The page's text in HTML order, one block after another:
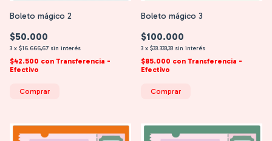
Boleto mágico 2
$50.000
3 x $16.666,67 sin interés
$42.500 con Transferencia -
Efectivo
Boleto mágico 3
$100.000
3 x $33.333,33 sin interés
$85.000 con Transferencia -
Efectivo